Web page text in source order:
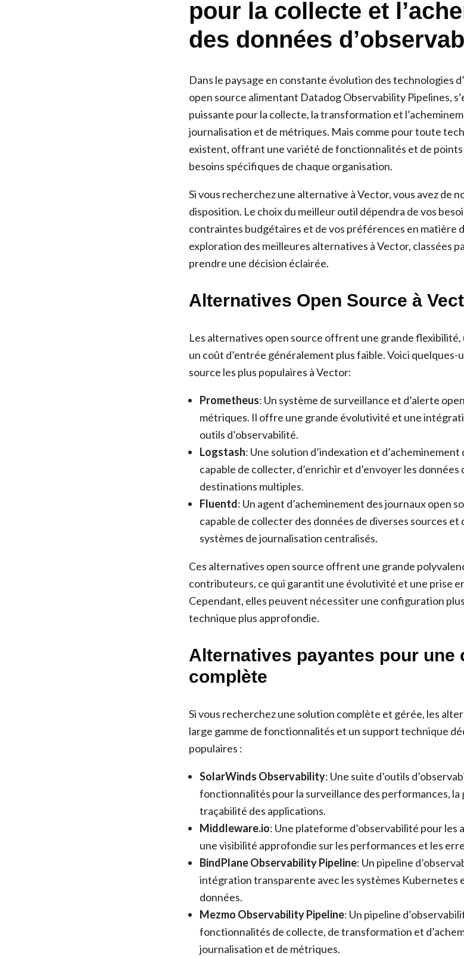
pour la collecte et
des données
Dans le paysage en constante évolution des technologies
open source alimentant Datadog Observability Pipelines,
puissante pour la collecte, la transformation et
journalisation et de métriques. Mais comme pour toute
existent, offrant une variété de fonctionnalités et de
besoins spécifiques de chaque organisation.
Si vous recherchez une alternative à Vector, vous avez de
disposition. Le choix du meilleur outil dépendra de vos
contraintes budgétaires et de vos préférences en matière
exploration des meilleures alternatives à Vector, classées
prendre une décision éclairée.
Alternatives Open Source à
Les alternatives open source offrent une grande
un coût d’entrée généralement plus faible. Voici quelques-
source les plus populaires à Vector:
Prometheus: Un système de surveillance et d’alerte
métriques. Il offre une grande évolutivité et une
outils d’observabilité.
Logstash: Une solution d’indexation et
capable de collecter, d’enrichir et d’envoyer les
destinations multiples.
Fluentd: Un agent d’acheminement des journaux open
capable de collecter des données de diverses sources et
systèmes de journalisation centralisés.
Ces alternatives open source offrent une grande
contributeurs, ce qui garantit une évolutivité et une prise
Cependant, elles peuvent nécessiter une configuration
technique plus approfondie.
Alternatives payantes pour une
complète
Si vous recherchez une solution complète et gérée, les
large gamme de fonctionnalités et un support technique
populaires :
SolarWinds Observability: Une suite d’outils
fonctionnalités pour la surveillance des performances, la
traçabilité des applications.
Middleware.io: Une plateforme d’observabilité pour
une visibilité approfondie sur les performances et les
BindPlane Observability Pipeline: Un pipeline
intégration transparente avec les systèmes Kubernetes
données.
Mezmo Observability Pipeline: Un pipeline
fonctionnalités de collecte, de transformation et
journalisation et de métriques.